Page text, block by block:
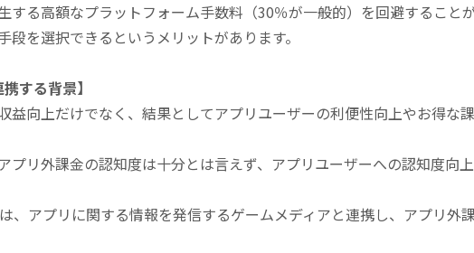
する高額なプラットフォーム手数料（30％が一般的）を回避すること
を選択できるというメリットがあります。
する背景】
益向上だけでなく、結果としてアプリユーザーの利便性向上やお得な
プリ外課金の認知度は十分とは言えず、アプリユーザーへの認知度向
、アプリに関する情報を発信するゲームメディアと連携し、アプリ外